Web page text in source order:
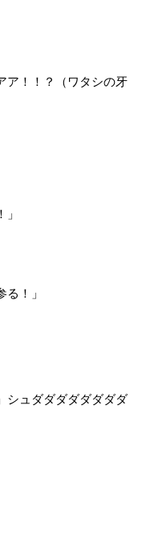
ア！！？（ワタシの牙
！」
シュダダダダダダダダ